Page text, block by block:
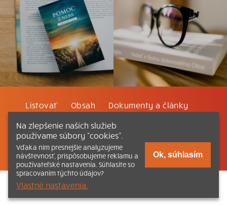
Listovať Obsah Dokumenty a články
Kontakt Tlačená verzia Katechizmu
© 2026 katechizmus.sk |Všetky práva vyhradené
funguje aj vďaka kresťanskému kníhkupectvu Kumran.sk
Na zlepšenie našich služieb
používame súbory “cookies”.
Vďaka nim presnejšie analyzujeme
návštevnosť, prispôsobujeme reklamu a
používateľské nastavenia. Súhlasíte so
spracovaním týchto údajov?
Vlastné nastavenia.
Ok, súhlasím